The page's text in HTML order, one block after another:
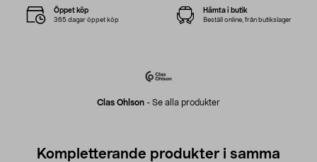
Clas Ohlson - Se alla produkter
Öppet köp
365 dagar öppet köp
Hämta i butik
Beställ online, från butikslager
Kompletterande produkter i samma